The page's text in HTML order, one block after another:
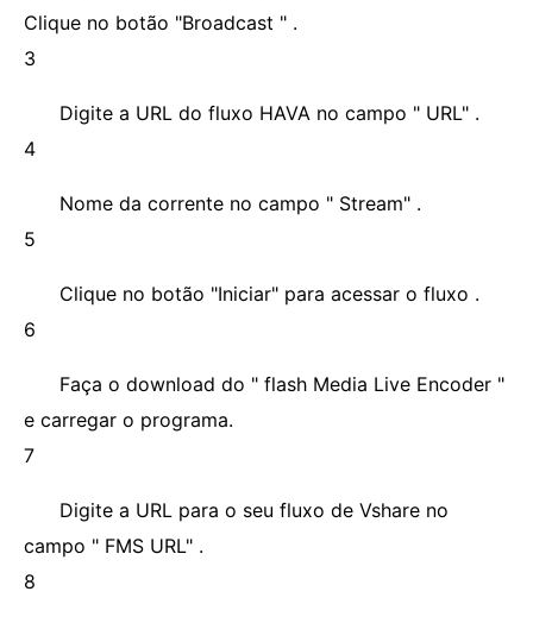
Clique no botão "Broadcast " .
3
Digite a URL do fluxo HAVA no campo " URL" .
4
Nome da corrente no campo " Stream" .
5
Clique no botão "Iniciar" para acessar o fluxo .
6
Faça o download do " flash Media Live Encoder "
e carregar o programa.
7
Digite a URL para o seu fluxo de Vshare no
campo " FMS URL" .
8